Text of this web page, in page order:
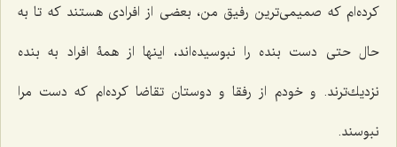
كرده‌ام كه صمیمی‌ترین رفیق من، بعضی از افرادی هستند كه تا به
حال حتی دست بنده را نبوسیده‌اند، اینها از همۀ افراد به بنده
نزدیك‌ترند. و خودم از رفقا و دوستان تقاضا كرده‌ام كه دست مرا
نبوسند.